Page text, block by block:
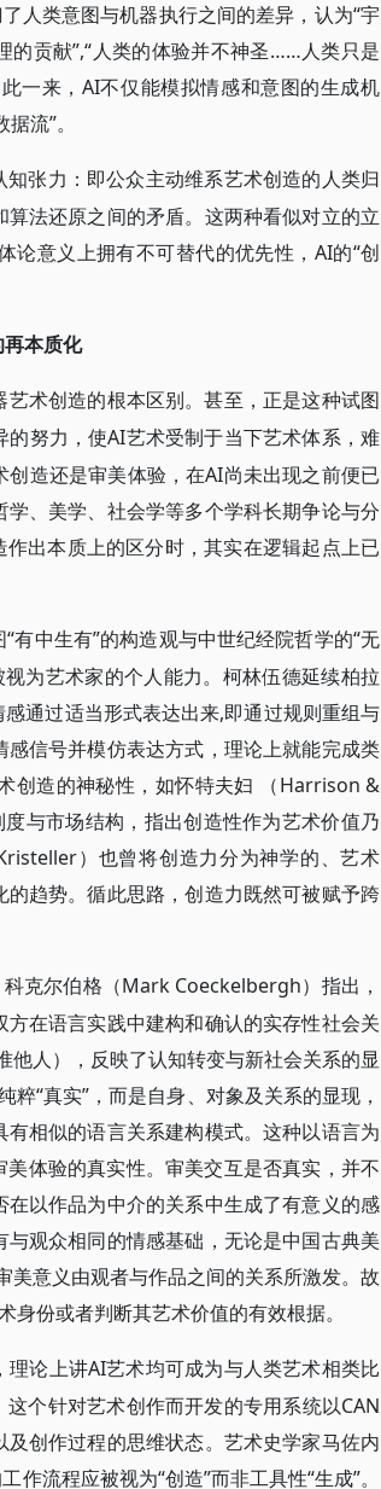
人类意图与机器执行之间的差异，认为“宇
的贡献”,“人类的体验并不神圣……人类只是
一来，AI不仅能模拟情感和意图的生成机
流”。
张力：即公众主动维系艺术创造的人类归
法还原之间的矛盾。这两种看似对立的立
论意义上拥有不可替代的优先性，AI的“创
本质化
术创造的根本区别。甚至，正是这种试图
的努力，使AI艺术受制于当下艺术体系，难
造还是审美体验，在AI尚未出现之前便已
、美学、社会学等多个学科长期争论与分
出本质上的区分时，其实在逻辑起点上已
“有中生有”的构造观与中世纪经院哲学的“无
为艺术家的个人能力。柯林伍德延续柏拉
通过适当形式表达出来,即通过规则重组与
信号并模仿表达方式，理论上就能完成类
创造的神秘性，如怀特夫妇 （Harrison &
与市场结构，指出创造性作为艺术价值乃
）也曾将创造力分为神学的、艺术
趋势。循此思路，创造力既然可被赋予跨
克尔伯格（Mark Coeckelbergh）指出，
在语言实践中建构和确认的实存性社会关
他人），反映了认知转变与新社会关系的显
“真实”，而是自身、对象及关系的显现，
相似的语言关系建构模式。这种以语言为
体验的真实性。审美交互是否真实，并不
以作品为中介的关系中生成了有意义的感
观众相同的情感基础，无论是中国古典美
美意义由观者与作品之间的关系所激发。故
份或者判断其艺术价值的有效根据。
理论上讲AI艺术均可成为与人类艺术相类比
个针对艺术创作而开发的专用系统以CAN
创作过程的思维状态。艺术史学家马佐内
流程应被视为“创造”而非工具性“生成”。